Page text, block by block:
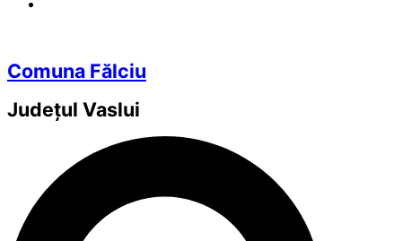
Comuna Fălciu
Județul Vaslui